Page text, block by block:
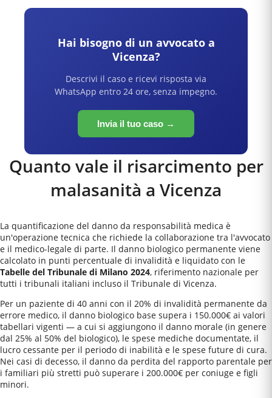
Hai bisogno di un avvocato a
Vicenza?
Descrivi il caso e ricevi risposta via
WhatsApp entro 24 ore, senza impegno.
Invia il tuo caso →
Quanto vale il risarcimento per
malasanità a Vicenza
La quantificazione del danno da responsabilità medica è
un'operazione tecnica che richiede la collaborazione tra l'avvocato
e il medico-legale di parte. Il danno biologico permanente viene
calcolato in punti percentuale di invalidità e liquidato con le
Tabelle del Tribunale di Milano 2024, riferimento nazionale per
tutti i tribunali italiani incluso il Tribunale di Vicenza.
Per un paziente di 40 anni con il 20% di invalidità permanente da
errore medico, il danno biologico base supera i 150.000€ ai valori
tabellari vigenti — a cui si aggiungono il danno morale (in genere
dal 25% al 50% del biologico), le spese mediche documentate, il
lucro cessante per il periodo di inabilità e le spese future di cura.
Nei casi di decesso, il danno da perdita del rapporto parentale per
i familiari più stretti può superare i 200.000€ per coniuge e figli
minori.